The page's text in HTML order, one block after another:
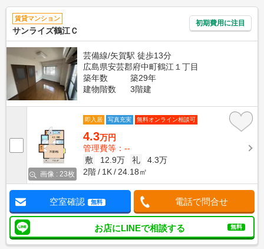
賃貸マンション
サンライズ鶴江Ｃ
初期費用に注目
芸備線/矢賀駅 徒歩13分
広島県安芸郡府中町鶴江１丁目
築年数
築29年
建物階数
3階建
画像 : 23枚
即入居 写真充実 無料オンライン相談可
4.3万円
管理費等：--
敷
12.9万 礼
4.3万
2階
1K 24.18㎡
空室確認 無料 電話で問合せ
お店にLINEで相談する 無料